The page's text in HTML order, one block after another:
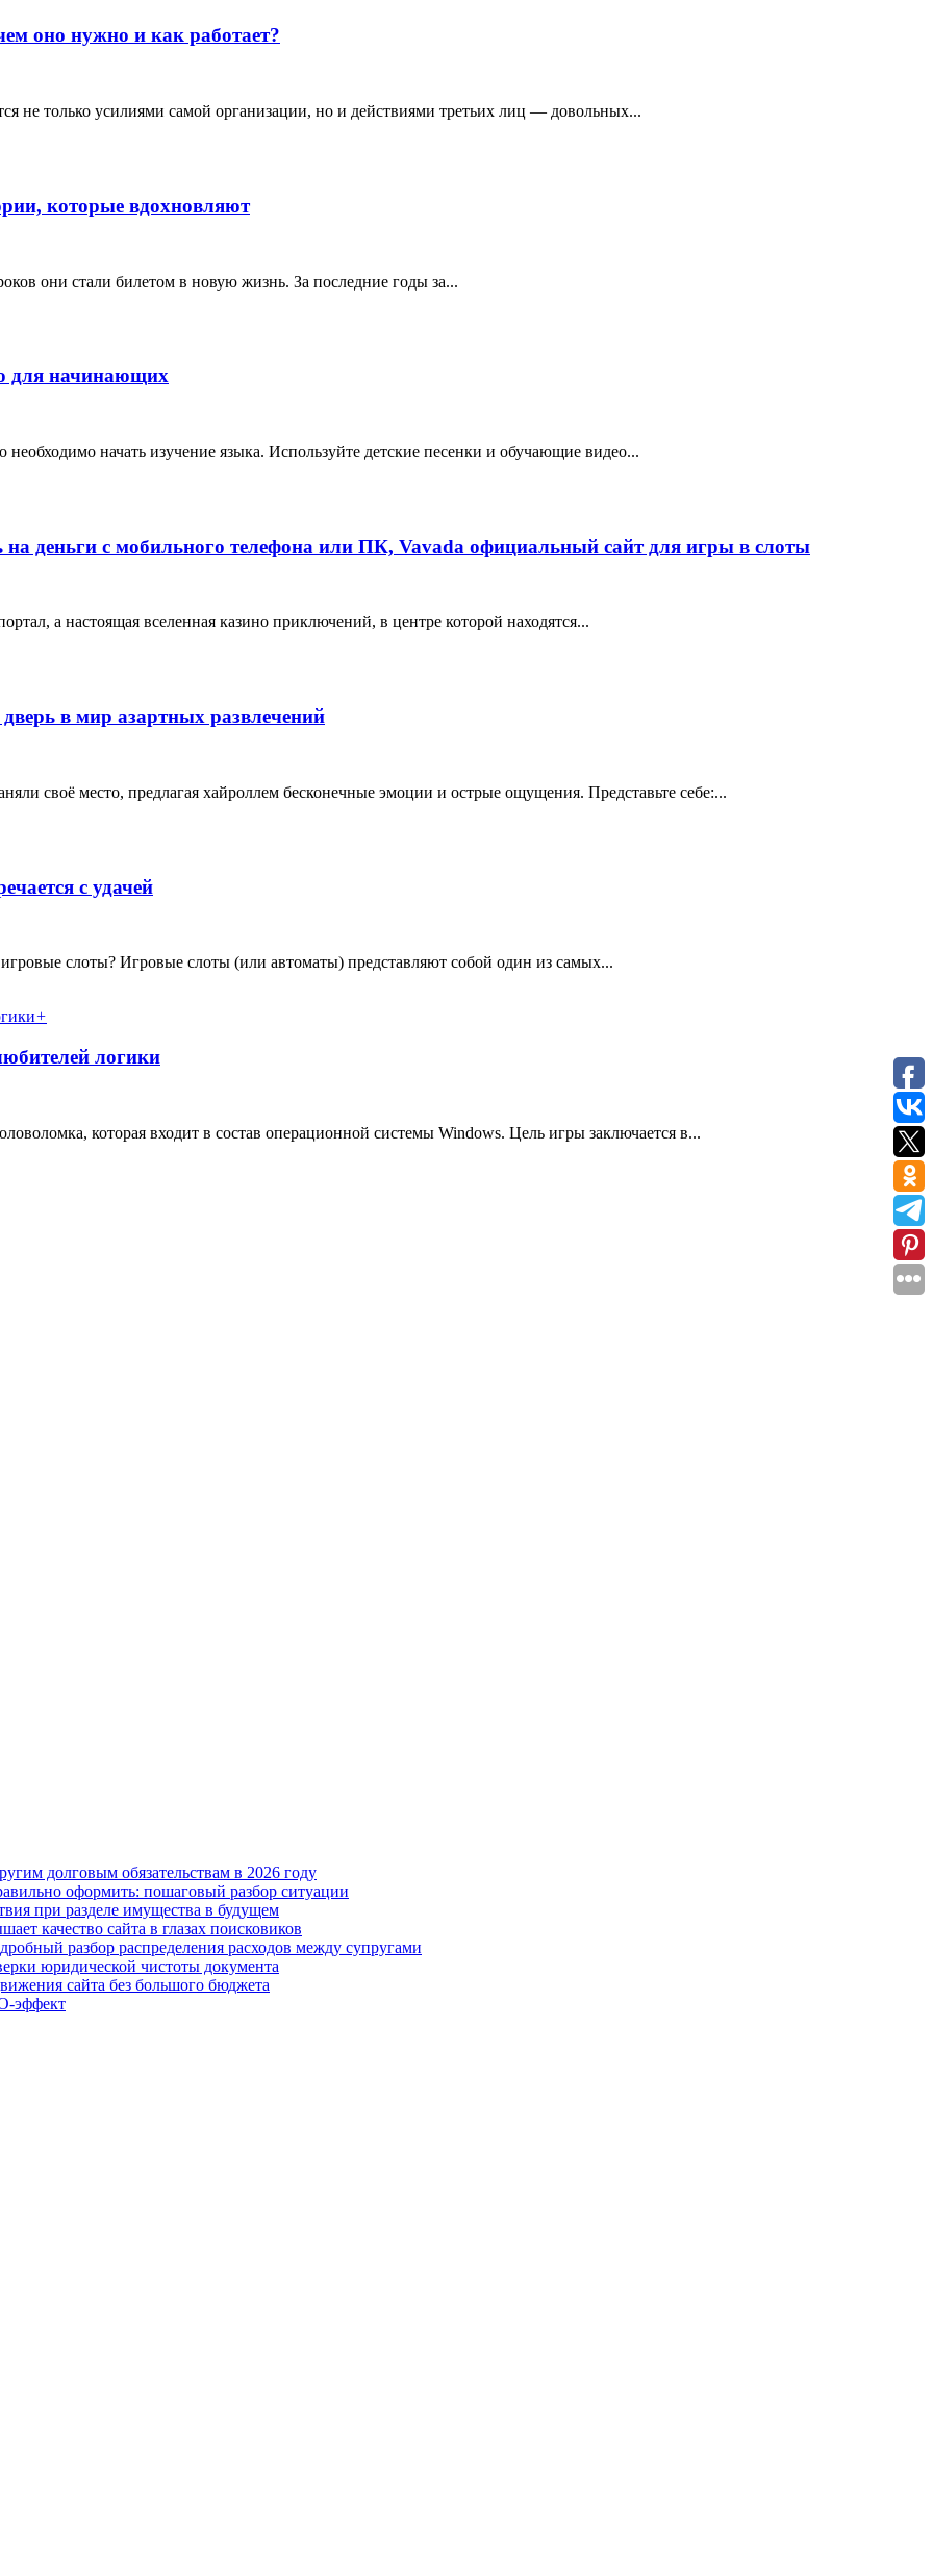
оно нужно и как работает?
не только усилиями самой организации, но и действиями третьих лиц — довольных...
которые вдохновляют
они стали билетом в новую жизнь. За последние годы за...
для начинающих
начать изучение языка. Используйте детские песенки и обучающие видео...
деньги с мобильного телефона или ПК, Vavada официальный сайт для игры в слоты
а настоящая вселенная казино приключений, в центре которой находятся...
в мир азартных развлечений
своё место, предлагая хайроллем бесконечные эмоции и острые ощущения. Представьте себе:...
с удачей
игровые слоты? Игровые слоты (или автоматы) представляют собой один из самых...
+
логики
которая входит в состав операционной системы Windows. Цель игры заключается в...
долговым обязательствам в 2026 году
оформить: пошаговый разбор ситуации
при разделе имущества в будущем
качество сайта в глазах поисковиков
разбор распределения расходов между супругами
юридической чистоты документа
сайта без большого бюджета
эффект